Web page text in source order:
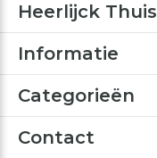
Heerlijck Thuis
Informatie
Categorieën
Contact